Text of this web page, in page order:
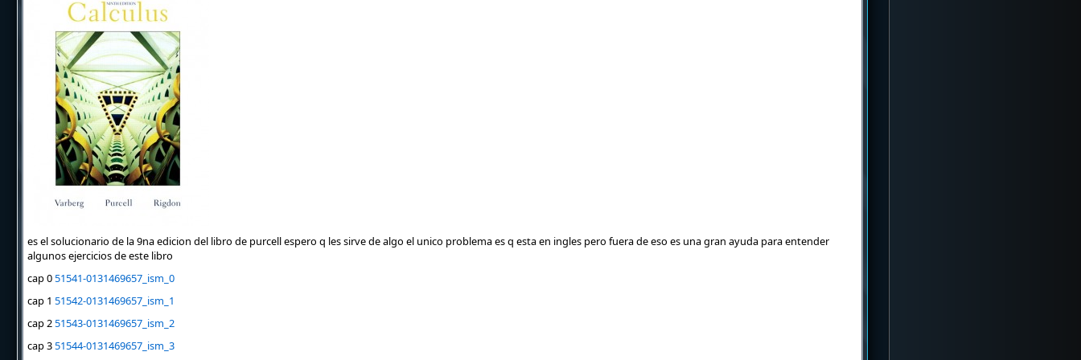
es el solucionario de la 9na edicion del libro de purcell espero q les sirve de algo el unico problema es q esta en ingles pero fuera de eso es una gran ayuda para entender
algunos ejercicios de este libro
cap 051541-0131469657_ism_0
cap 1 51542-0131469657_ism_1
cap 251543-0131469657_ism_2
cap 351544-0131469657_ism_3